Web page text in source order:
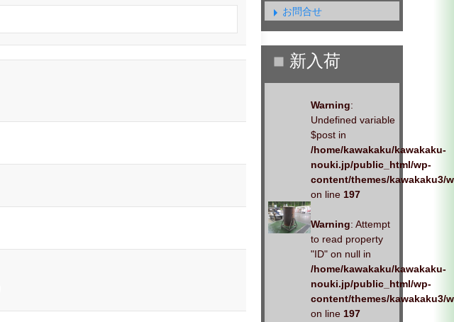
お問合せ
Warning:
Undefined variable
$post in
/home/kawakaku/kawakaku-
nouki.jp/public_html/wp-
content/themes/kawakaku3/
on line 197
Warning: Attempt
to read property
"ID" on null in
/home/kawakaku/kawakaku-
nouki.jp/public_html/wp-
content/themes/kawakaku3/
on line 197